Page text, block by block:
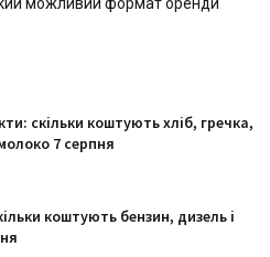
скільки коштують хліб, гречка,
7 серпня
коштують бензин, дизель і